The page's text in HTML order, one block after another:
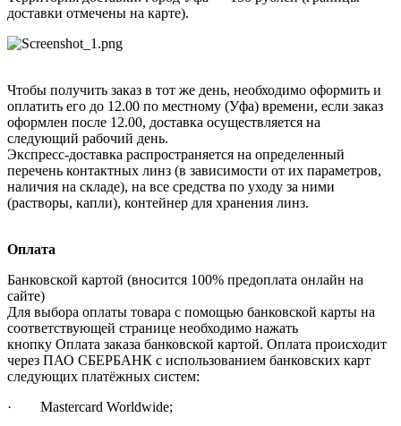
доставки отмечены на карте).
Чтобы получить заказ в тот же день, необходимо оформить и
оплатить его до 12.00 по местному (Уфа) времени, если заказ
оформлен после 12.00, доставка осуществляется на
следующий рабочий день.
Экспресс-доставка распространяется на определенный
перечень контактных линз (в зависимости от их параметров,
наличия на складе), на все средства по уходу за ними
(растворы, капли), контейнер для хранения линз.
Оплата
Банковской картой (вносится 100% предоплата онлайн на
сайте)
Для выбора оплаты товара с помощью банковской карты на
соответствующей странице необходимо нажать
кнопку Оплата заказа банковской картой. Оплата происходит
через ПАО СБЕРБАНК с использованием банковских карт
следующих платёжных систем:
· Mastercard Worldwide;